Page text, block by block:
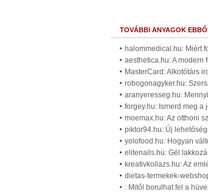
TOVÁBBI ANYAGOK
halommedical.hu: Miért
aesthetica.hu: A modern
MasterCard: Alkotótárs
robogonagyker.hu:
aranyeresseg.hu:
forgey.hu: Ismerd meg a
moemax.hu: Az otthoni
piktor94.hu: Új
yolofood.hu: Hogyan
elitenails.hu: Gél
kreativkollazs.hu: Az
dietas-termekek-
: Mitől borulhat fel a